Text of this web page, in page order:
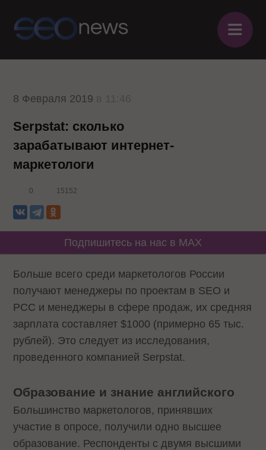
≡
8 Февраля 2019
Serpstat: сколько
зарабатывают интернет-
маркетологи
0 15152
Подпишитесь на нас в MAX
Больше всего среди маркетологов России
получают менеджеры по проектам в SEO и
PCC и менеджеры в сфере продаж, их средняя
зарплата составляет $1000 (примерно 65 тыс.
рублей). Это следует из исследования,
проведенного компанией Serpstat.
Образование и знание английского
Большинство маркетологов, принявших
участие в опросе, получили одно высшее
образование. Респонденты с двумя высшими